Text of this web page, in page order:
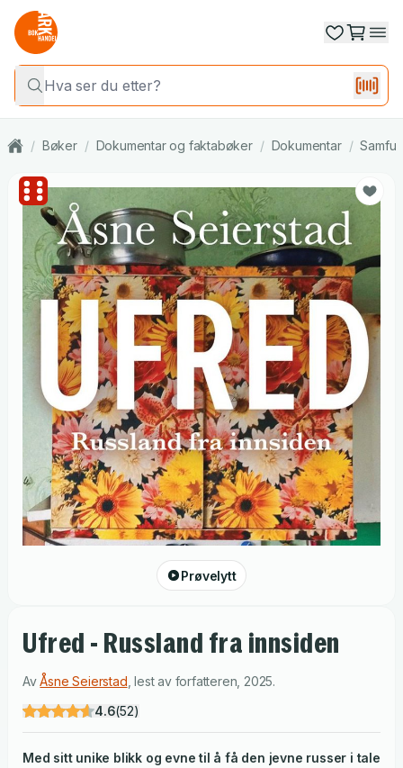
/ Bøker / Dokumentar og faktabøker / Dokumentar /
Prøvelytt
Ufred - Russland fra innsiden
AvÅsne Seierstad ,lest av forfatteren 2025.
4.6(52)
Med sitt unike blikk og evne til å få den jevne russer i tale